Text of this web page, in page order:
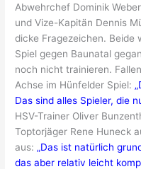
Abwehrchef Dominik
und Vize-Kapitän Dennis
dicke Fragezeichen. Beide
Spiel gegen Baunatal
noch nicht trainieren.
Achse im Hünfelder Spiel:
Das sind alles Spieler, die
HSV-Trainer Oliver
Toptorjäger Rene Huneck
aus: „Das ist natürlich
das aber relativ leicht